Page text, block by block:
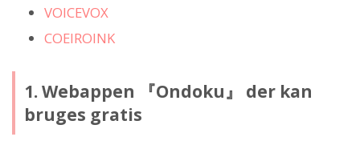
VOICEVOX
COEIROINK
1. Webappen 『Ondoku』 der kan
bruges gratis